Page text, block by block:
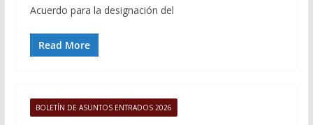
Acuerdo para la designación del
Read More
BOLETÍN DE ASUNTOS ENTRADOS 2026